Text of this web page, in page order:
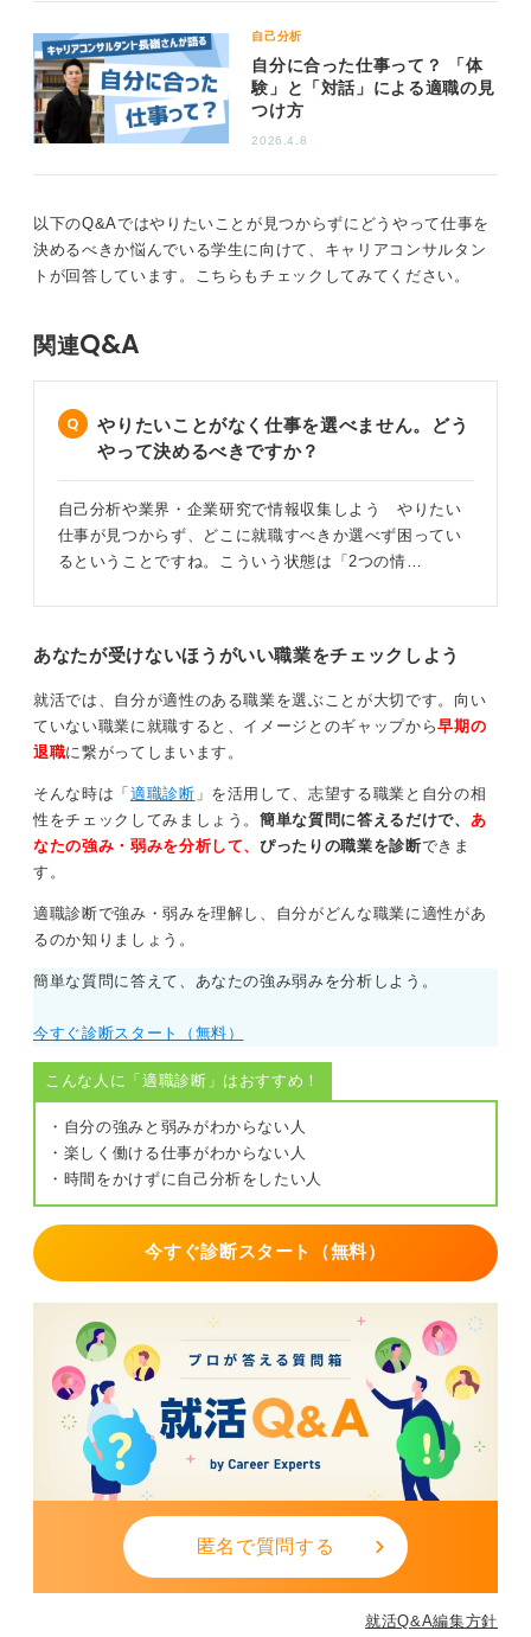
これらは、自分の懐の深さや経験の厚みを増すために役
立ちます。すぐに就職しなければならないといった事情
がないのであれば、そういった選択肢も持ってほしいと
思います。
自己分析
自分に合った仕事って？ 「体
験」と「対話」による適職の見
つけ方
2026.4.8
以下のQ&Aではやりたいことが見つからずにどうやって仕事を
決めるべきか悩んでいる学生に向けて、キャリアコンサルタン
トが回答しています。こちらもチェックしてみてください。
関連Q&A
やりたいことがなく仕事を選べません。どう
やって決めるべきですか？
自己分析や業界・企業研究で情報収集しよう やりたい
仕事が見つからず、どこに就職すべきか選べず困ってい
るということですね。こういう状態は「2つの情…
あなたが受けないほうがいい職業をチェックしよう
就活では、自分が適性のある職業を選ぶことが大切です。向い
ていない職業に就職すると、イメージとのギャップから早期の
退職に繋がってしまいます。
そんな時は「適職診断 」を活用して、志望する職業と自分の相
性をチェックしてみましょう。簡単な質問に答えるだけで、 あ
なたの強み・弱みを分析して、ぴったりの職業を診断できま
す。
適職診断で強み・弱みを理解し、自分がどんな職業に適性があ
るのか知りましょう。
簡単な質問に答えて、あなたの強み弱みを分析しよう。
今すぐ診断スタート（無料）
こんな人に「適職診断」はおすすめ！
・自分の強みと弱みがわからない人
・楽しく働ける仕事がわからない人
・時間をかけずに自己分析をしたい人
今すぐ診断スタート（無料）
匿名で質問する
就活Q&A編集方針